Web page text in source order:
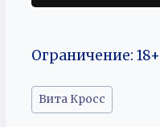
Ограничение: 18+
Метки
записи:
Вита Кросс